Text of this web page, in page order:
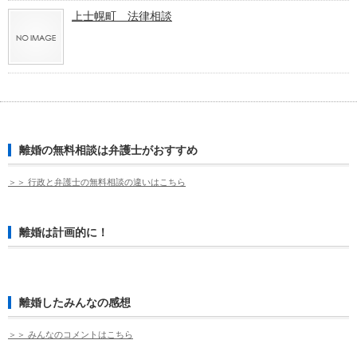
上士幌町 法律相談
離婚の無料相談は弁護士がおすすめ
＞＞ 行政と弁護士の無料相談の違いはこちら
離婚は計画的に！
離婚したみんなの感想
＞＞ みんなのコメントはこちら